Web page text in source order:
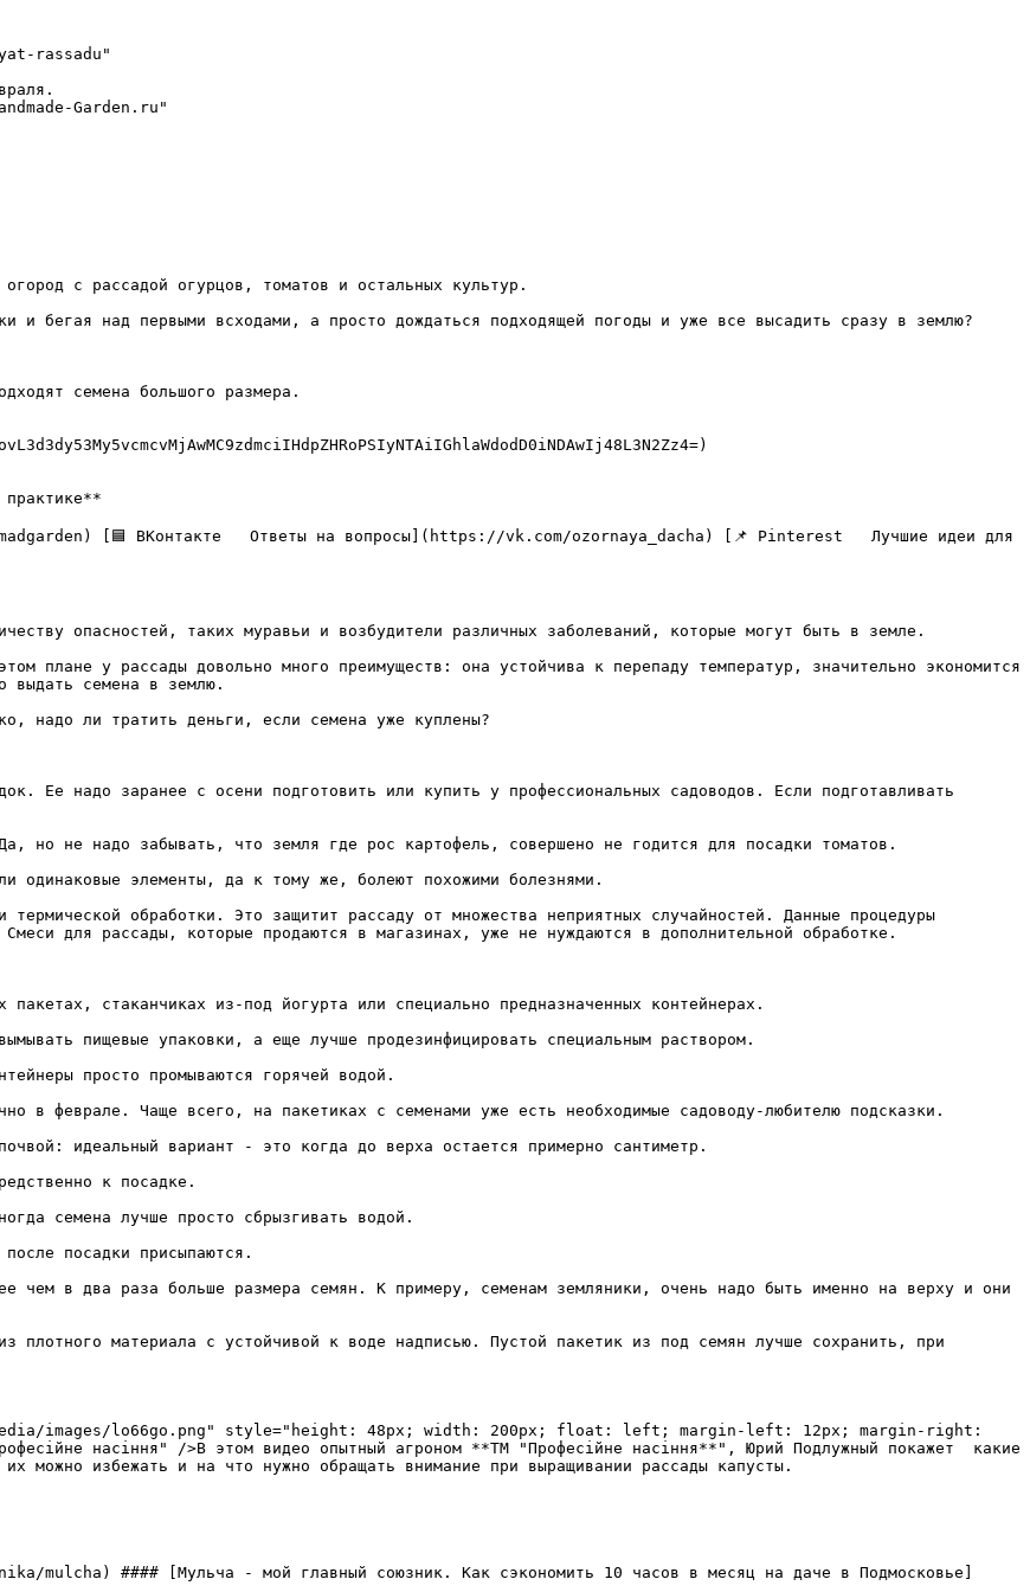
rassadu"
Garden.ru"
с рассадой огурцов, томатов и остальных культур.
и бегая над первыми всходами, а просто дождаться подходящей погоды и уже все высадить сразу в землю?
семена большого размера.
опасностей, таких муравьи и возбудители различных заболеваний, которые могут быть в земле.
плане у рассады довольно много преимуществ: она устойчива к перепаду температур, значительно экономится
выдать семена в землю.
надо ли тратить деньги, если семена уже куплены?
Ее надо заранее с осени подготовить или купить у профессиональных садоводов. Если подготавливать
но не надо забывать, что земля где рос картофель, совершено не годится для посадки томатов.
одинаковые элементы, да к тому же, болеют похожими болезнями.
термической обработки. Это защитит рассаду от множества неприятных случайностей. Данные процедуры
для рассады, которые продаются в магазинах, уже не нуждаются в дополнительной обработке.
стаканчиках из-под йогурта или специально предназначенных контейнерах.
пищевые упаковки, а еще лучше продезинфицировать специальным раствором.
просто промываются горячей водой.
в феврале. Чаще всего, на пакетиках с семенами уже есть необходимые садоводу-любителю подсказки.
идеальный вариант - это когда до верха остается примерно сантиметр.
к посадке.
семена лучше просто сбрызгивать водой.
посадки присыпаются.
чем в два раза больше размера семян. К примеру, семенам земляники, очень надо быть именно на верху и они
плотного материала с устойчивой к воде надписью. Пустой пакетик из под семян лучше сохранить, при
media/images/lo66go.png" style="height: 48px; width: 200px; float: left; margin-left: 12px; margin-right:
насіння" />В этом видео опытный агроном **ТМ "Професійне насіння**", Юрий Подлужный покажет  какие
можно избежать и на что нужно обращать внимание при выращивании рассады капусты.
mulcha) #### [Мульча - мой главный союзник. Как сэкономить 10 часов в месяц на даче в Подмосковье]